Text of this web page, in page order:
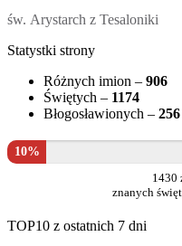
św. Arystarch z Tesaloniki
Statystki strony
Różnych imion – 906
Świętych – 1174
Błogosławionych – 256
10%
1430
znanych
TOP10 z ostatnich 7 dni